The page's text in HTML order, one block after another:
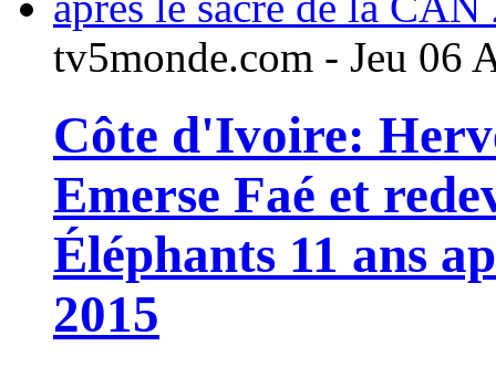
tv5monde.com - Jeu 06
Côte d'Ivoire:
Emerse Faé et
Éléphants 11 ans
2015